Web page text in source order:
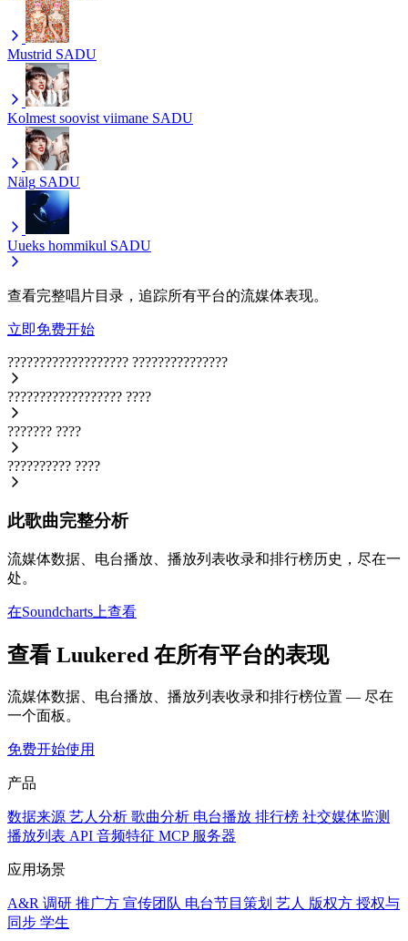
Mustrid SADU
Kolmest soovist viimane SADU
Nälg SADU
Uueks hommikul SADU
查看完整唱片目录，追踪所有平台的流媒体表现。
立即免费开始
??????????????????? ???????????????
?????????????????? ????
??????? ????
?????????? ????
此歌曲完整分析
流媒体数据、电台播放、播放列表收录和排行榜历史，尽在一
处。
在Soundcharts上查看
查看 Luukered 在所有平台的表现
流媒体数据、电台播放、播放列表收录和排行榜位置 — 尽在
一个面板。
免费开始使用
产品
数据来源 艺人分析 歌曲分析 电台播放 排行榜 社交媒体监测
播放列表 API 音频特征 MCP 服务器
应用场景
A&R 调研 推广方 宣传团队 电台节目策划 艺人 版权方 授权与
同步 学生